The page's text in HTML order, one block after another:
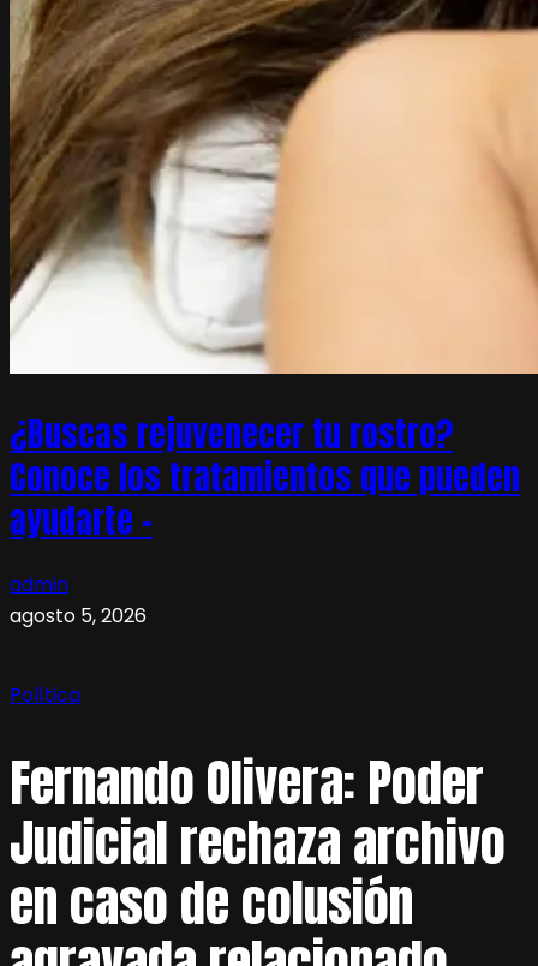
¿Buscas rejuvenecer tu rostro?
Conoce los tratamientos que pueden
ayudarte –
admin
agosto 5, 2026
Política
Fernando Olivera: Poder
Judicial rechaza archivo
en caso de colusión